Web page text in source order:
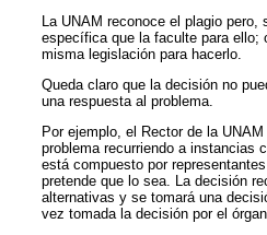
La UNAM reconoce el plagio
específica que la faculte para ello;
misma legislación para hacerlo.
Queda claro que la decisión no
una respuesta al problema.
Por ejemplo, el Rector de la
problema recurriendo a instancias
está compuesto por
pretende que lo sea. La decisión
alternativas y se tomará una
vez tomada la decisión por el